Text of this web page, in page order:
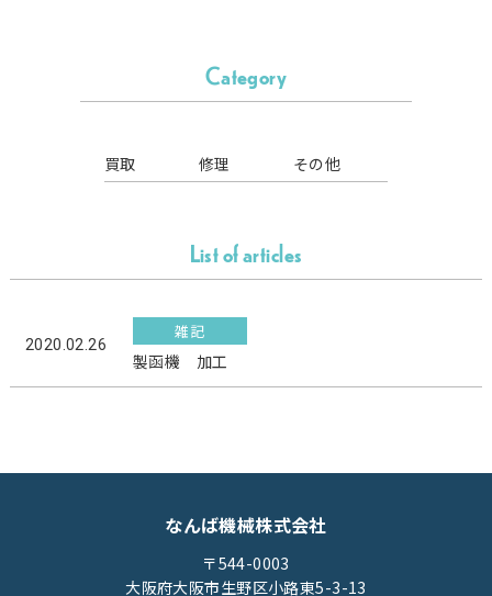
Category
買取 修理 その他
List of articles
2020.02.26
雑記
製函機 加工
なんば機械株式会社
〒544-0003
大阪府大阪市生野区小路東5-3-13